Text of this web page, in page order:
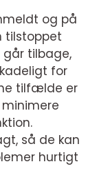
og på
tilstoppet
går tilbage,
for
tilfælde er
så de kan
hurtigt